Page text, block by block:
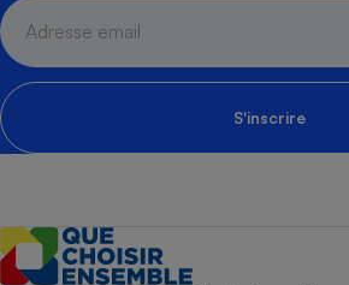
S'inscrire